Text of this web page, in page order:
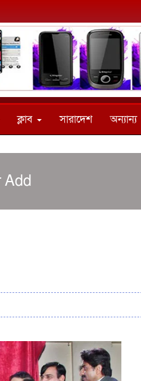
ক্লাব সারাদেশ অন্যান্য
Add